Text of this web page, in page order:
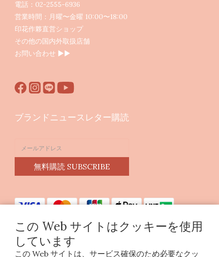
この Web サイトはクッキーを使用
しています
この Web サイトは、サービス確保のため必要なクッ
電話：02-2555-6936
営業時間：月曜〜金曜 10:00〜18:00
印花作夥直営ショップ
その他の国内外取扱店舗
お問い合わせ ▶︎▶︎
ブランドニュースレター購読
無料購読 SUBSCRIBE
Copyright © 2023 印花樂美感生活股份有限公司